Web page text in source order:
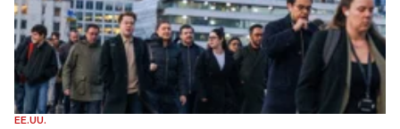
EE.UU.